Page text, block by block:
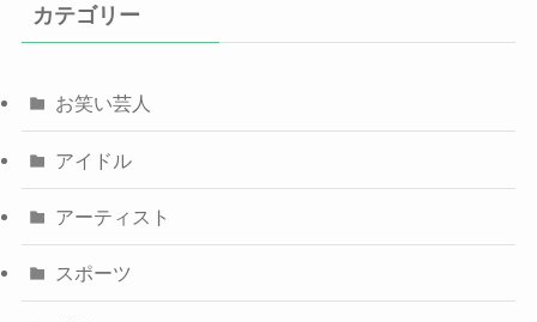
カテゴリー
お笑い芸人
アイドル
アーティスト
スポーツ